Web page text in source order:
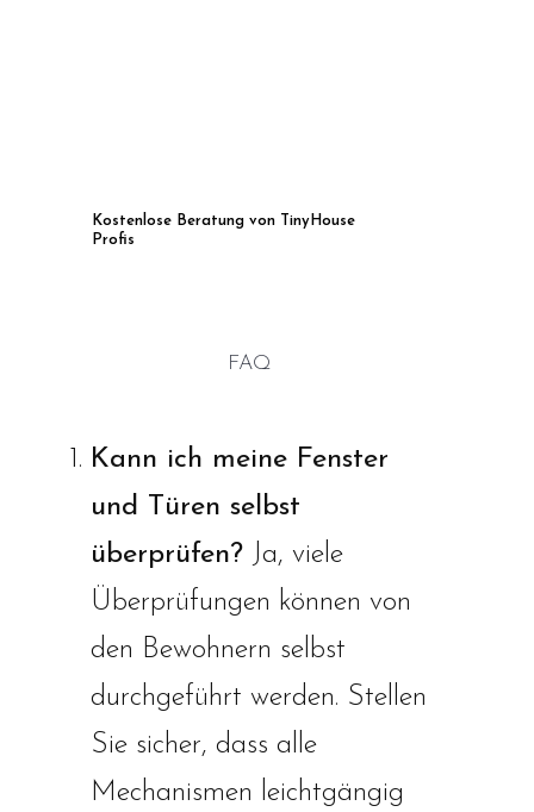
Kostenlose Beratung von TinyHouse
Profis
FAQ
Kann ich meine Fenster
und Türen selbst
überprüfen?Ja, viele
Überprüfungen können von
den Bewohnern selbst
durchgeführt werden. Stellen
Sie sicher, dass alle
Mechanismen leichtgängig